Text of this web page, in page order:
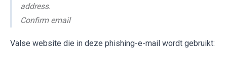
address.
Confirm email
Valse website die in deze phishing-e-mail wordt gebruikt: